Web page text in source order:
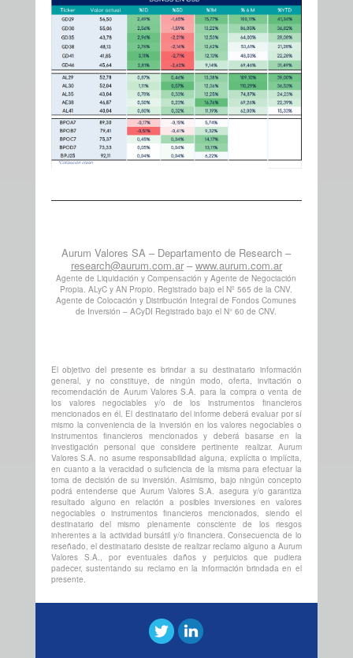
Aurum Valores SA – Departamento de Research –
research@aurum.com.ar– www.aurum.com.ar
Agente de Liquidación y Compensación y Agente de Negociación
Propia. ALyC y AN Propio. Registrado bajo el Nº 565 de la CNV.
Agente de Colocación y Distribución Integral de Fondos Comunes
de Inversión – ACyDI Registrado bajo el N° 60 de CNV.
El objetivo del presente es brindar a su destinatario información
general, y no constituye, de ningún modo, oferta, invitación o
recomendación de Aurum Valores S.A. para la compra o venta de
los valores negociables y/o de los instrumentos financieros
mencionados en él. El destinatario del informe deberá evaluar por sí
mismo la conveniencia de la inversión en los valores negociables o
instrumentos financieros mencionados y deberá basarse en la
investigación personal que considere pertinente realizar. Aurum
Valores S.A. no asume responsabilidad alguna, explícita o implícita,
en cuanto a la veracidad o suficiencia de la misma para efectuar la
toma de decisión de su inversión. Asimismo, bajo ningún concepto
podrá entenderse que Aurum Valores S.A. asegura y/o garantiza
resultado alguno en relación a posibles inversiones en valores
negociables o instrumentos financieros mencionados, siendo el
destinatario del mismo plenamente consciente de los riesgos
inherentes a la actividad bursátil y/o financiera. Consecuencia de lo
reseñado, el destinatario desiste de realizar reclamo alguno a Aurum
Valores S.A., por eventuales daños y perjuicios que pudiera
padecer, sustentando su reclamo en la información brindada en el
presente.